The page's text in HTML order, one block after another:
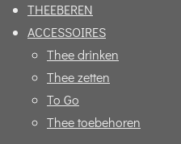
THEEBEREN
ACCESSOIRES
Thee drinken
Thee zetten
To Go
Thee toebehoren